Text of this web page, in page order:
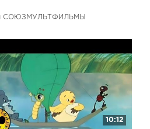
СОЮЗМУЛЬТФИЛЬМЫ
10:12